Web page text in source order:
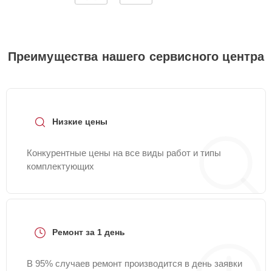
Преимущества нашего сервисного центра
Низкие цены
Конкурентные цены на все виды работ и типы
комплектующих
Ремонт за 1 день
В 95% случаев ремонт производится в день заявки